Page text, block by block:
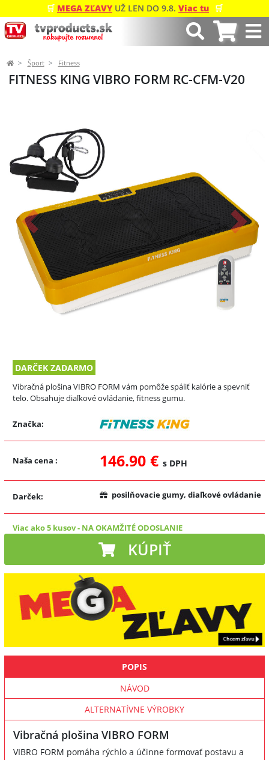
🛒 MEGA ZĽAVY UŽ LEN DO 9.8. Viac tu 🛒
Šport Fitness
FITNESS KING VIBRO FORM RC-CFM-V20
Predchádzajúci Ďalší
DARČEK ZADARMO
Vibračná plošina VIBRO FORM vám pomôže spáliť kalórie a spevniť
telo. Obsahuje diaľkové ovládanie, fitness gumu.
Značka:
Naša cena : 146.90 € s DPH
Darček: posilňovacie gumy, diaľkové ovládanie
Viac ako 5 kusov- NA OKAMŽITÉ ODOSLANIE
KÚPIŤ
POPIS
NÁVOD
ALTERNATÍVNE VÝROBKY
Vibračná plošina VIBRO FORM
VIBRO FORM pomáha rýchlo a účinne formovať postavu a